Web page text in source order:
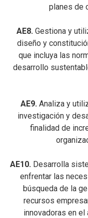
planes de
AE8. Gestiona y
diseño y
que incluya las
desarrollo
AE9. Analiza y
investigación y
finalidad de
AE10. Desarrolla
enfrentar las
búsqueda de la
recursos
innovadoras en